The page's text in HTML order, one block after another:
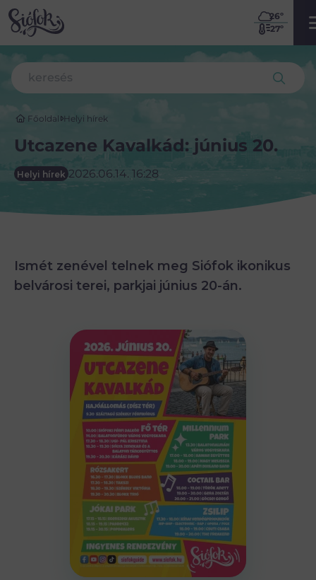
26º
27º
Főoldal Helyi hírek
Utcazene Kavalkád: június 20.
Helyi hírek 2026.06.14. 16:28
Ismét zenével telnek meg Siófok ikonikus
belvárosi terei, parkjai június 20-án.